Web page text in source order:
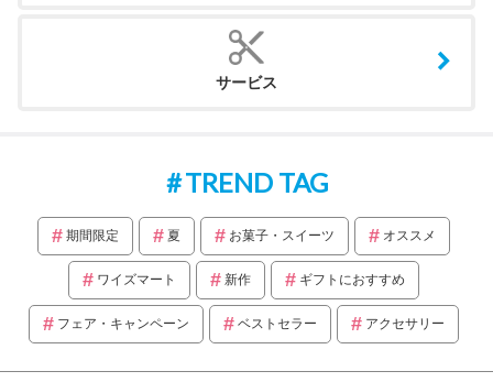
サービス
TREND TAG
期間限定 夏 お菓子・スイーツ オススメ
ワイズマート 新作 ギフトにおすすめ
フェア・キャンペーン ベストセラー アクセサリー